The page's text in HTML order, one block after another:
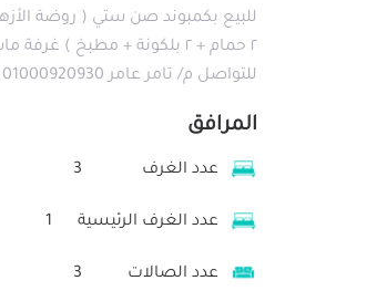
للتواصل م/ تامر عامر 01000920930
المرافق
عدد الغرف 3
عدد الغرف الرئيسية 1
عدد الصالات 3